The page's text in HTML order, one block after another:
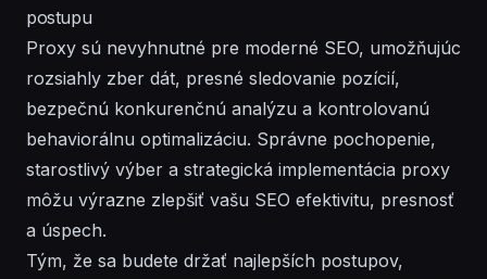
postupu
Proxy sú nevyhnutné pre moderné SEO, umožňujúc
rozsiahly zber dát, presné sledovanie pozícií,
bezpečnú konkurenčnú analýzu a kontrolovanú
behaviorálnu optimalizáciu. Správne pochopenie,
starostlivý výber a strategická implementácia proxy
môžu výrazne zlepšiť vašu SEO efektivitu, presnosť
a úspech.
Tým, že sa budete držať najlepších postupov,